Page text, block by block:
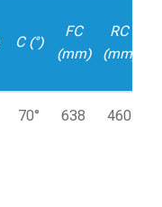
C (°)
FC
(mm)
RC
(mm)
70° 638 460